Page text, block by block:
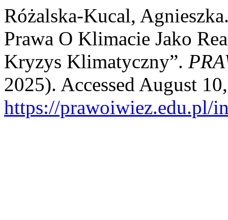
Różalska-Kucal,
Prawa O Klimacie Jako
Kryzys Klimatyczny”.
2025). Accessed August
https://prawoiwiez.edu.pl/